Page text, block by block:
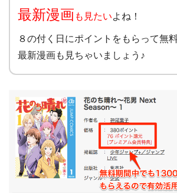
最新漫画 も見たいよね！
８の付く日にポイントをもらって無
最新漫画も見ちゃいましょう♪